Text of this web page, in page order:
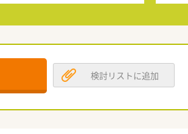
検討リストに追加